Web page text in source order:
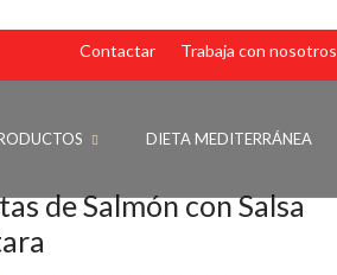
Contactar
Trabaja con nosotros
DIETA MEDITERRÁNEA
de Salmón con Salsa